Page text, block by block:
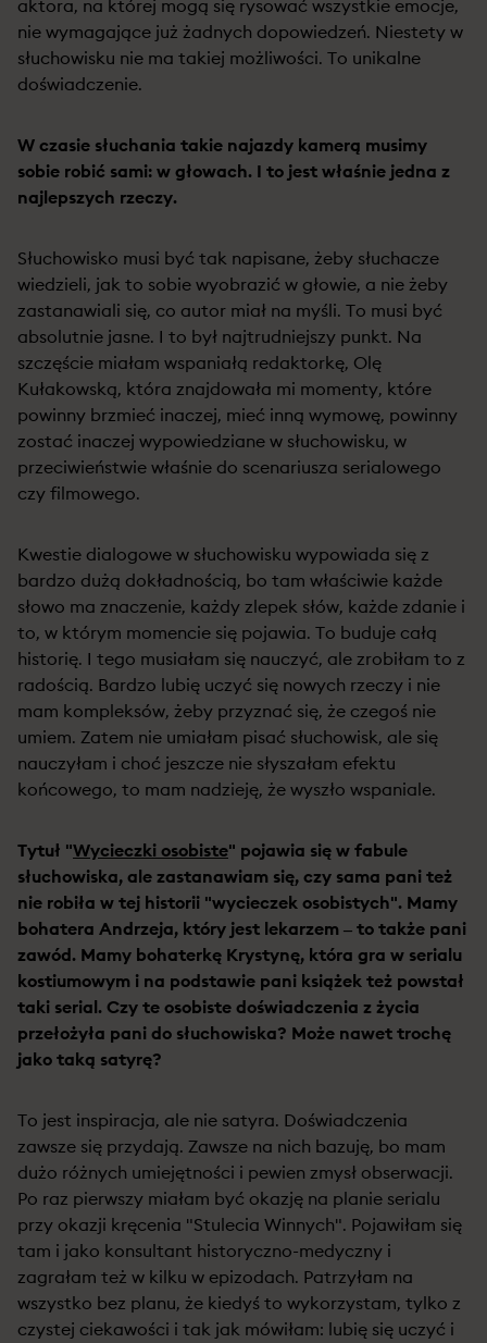
aktora, na której mogą się rysować wszystkie emocje,
nie wymagające już żadnych dopowiedzeń. Niestety w
słuchowisku nie ma takiej możliwości. To unikalne
doświadczenie.
W czasie słuchania takie najazdy kamerą musimy
sobie robić sami: w głowach. I to jest właśnie jedna z
najlepszych rzeczy.
Słuchowisko musi być tak napisane, żeby słuchacze
wiedzieli, jak to sobie wyobrazić w głowie, a nie żeby
zastanawiali się, co autor miał na myśli. To musi być
absolutnie jasne. I to był najtrudniejszy punkt. Na
szczęście miałam wspaniałą redaktorkę, Olę
Kułakowską, która znajdowała mi momenty, które
powinny brzmieć inaczej, mieć inną wymowę, powinny
zostać inaczej wypowiedziane w słuchowisku, w
przeciwieństwie właśnie do scenariusza serialowego
czy filmowego.
Kwestie dialogowe w słuchowisku wypowiada się z
bardzo dużą dokładnością, bo tam właściwie każde
słowo ma znaczenie, każdy zlepek słów, każde zdanie i
to, w którym momencie się pojawia. To buduje całą
historię. I tego musiałam się nauczyć, ale zrobiłam to z
radością. Bardzo lubię uczyć się nowych rzeczy i nie
mam kompleksów, żeby przyznać się, że czegoś nie
umiem. Zatem nie umiałam pisać słuchowisk, ale się
nauczyłam i choć jeszcze nie słyszałam efektu
końcowego, to mam nadzieję, że wyszło wspaniale.
Tytuł "Wycieczki osobiste" pojawia się w fabule
słuchowiska, ale zastanawiam się, czy sama pani też
nie robiła w tej historii "wycieczek osobistych". Mamy
bohatera Andrzeja, który jest lekarzem – to także pani
zawód. Mamy bohaterkę Krystynę, która gra w serialu
kostiumowym i na podstawie pani książek też powstał
taki serial. Czy te osobiste doświadczenia z życia
przełożyła pani do słuchowiska? Może nawet trochę
jako taką satyrę?
To jest inspiracja, ale nie satyra. Doświadczenia
zawsze się przydają. Zawsze na nich bazuję, bo mam
dużo różnych umiejętności i pewien zmysł obserwacji.
Po raz pierwszy miałam być okazję na planie serialu
przy okazji kręcenia "Stulecia Winnych". Pojawiłam się
tam i jako konsultant historyczno-medyczny i
zagrałam też w kilku w epizodach. Patrzyłam na
wszystko bez planu, że kiedyś to wykorzystam, tylko z
czystej ciekawości i tak jak mówiłam: lubię się uczyć i